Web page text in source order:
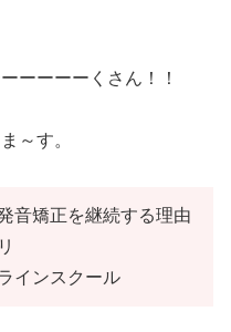
ーーーーくさん！！
～す。
音矯正を継続する理由
インスクール